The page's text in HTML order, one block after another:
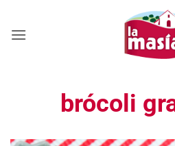
contenido
brócoli